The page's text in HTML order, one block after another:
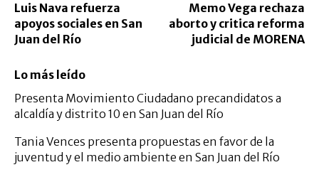
Luis Nava refuerza
apoyos sociales en San
Juan del Río
Memo Vega rechaza
aborto y critica reforma
judicial de MORENA
Lo más leído
Presenta Movimiento Ciudadano precandidatos a
alcaldía y distrito 10 en San Juan del Río
Tania Vences presenta propuestas en favor de la
juventud y el medio ambiente en San Juan del Río